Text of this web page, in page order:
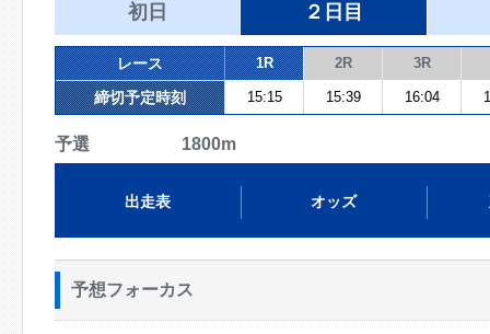
初日 ２日目
レース 1R 2R 3R
締切予定時刻 15:15 15:39 16:04
予選 1800m
出走表 オッズ
予想フォーカス